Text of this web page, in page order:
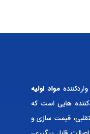
مواد اولیه
هایی است که
قیمت سازی و